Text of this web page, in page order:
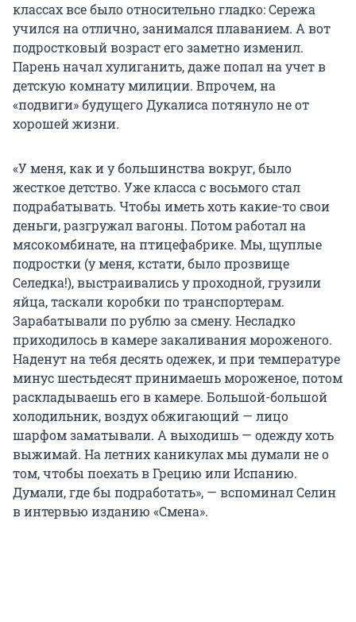
классах все было относительно гладко: Сережа
учился на отлично, занимался плаванием. А вот
подростковый возраст его заметно изменил.
Парень начал хулиганить, даже попал на учет в
детскую комнату милиции. Впрочем, на
«подвиги» будущего Дукалиса потянуло не от
хорошей жизни.
«У меня, как и у большинства вокруг, было
жесткое детство. Уже класса с восьмого стал
подрабатывать. Чтобы иметь хоть какие-то свои
деньги, разгружал вагоны. Потом работал на
мясокомбинате, на птицефабрике. Мы, щуплые
подростки (у меня, кстати, было прозвище
Селедка!), выстраивались у проходной, грузили
яйца, таскали коробки по транспортерам.
Зарабатывали по рублю за смену. Несладко
приходилось в камере закаливания мороженого.
Наденут на тебя десять одежек, и при температуре
минус шестьдесят принимаешь мороженое, потом
раскладываешь его в камере. Большой-большой
холодильник, воздух обжигающий — лицо
шарфом заматывали. А выходишь — одежду хоть
выжимай. На летних каникулах мы думали не о
том, чтобы поехать в Грецию или Испанию.
Думали, где бы подработать», — вспоминал Селин
в интервью изданию «Смена».